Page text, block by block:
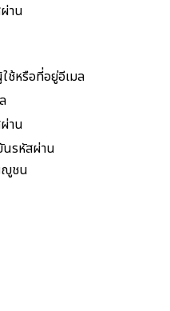
าน
ช้หรือที่อยู่อีเมล
าน
รหัสผ่าน
ญูชน